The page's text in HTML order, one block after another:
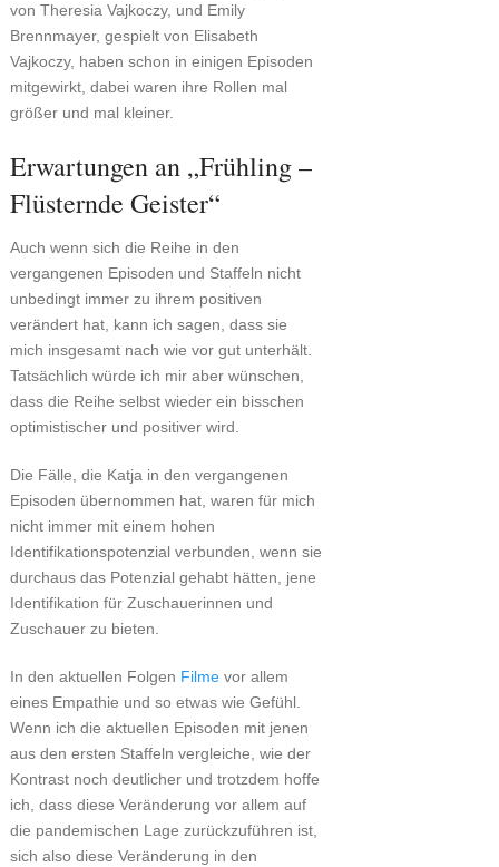
von Theresia Vajkoczy, und Emily
Brennmayer, gespielt von Elisabeth
Vajkoczy, haben schon in einigen Episoden
mitgewirkt, dabei waren ihre Rollen mal
größer und mal kleiner.
Erwartungen an „Frühling –
Flüsternde Geister“
Auch wenn sich die Reihe in den
vergangenen Episoden und Staffeln nicht
unbedingt immer zu ihrem positiven
verändert hat, kann ich sagen, dass sie
mich insgesamt nach wie vor gut unterhält.
Tatsächlich würde ich mir aber wünschen,
dass die Reihe selbst wieder ein bisschen
optimistischer und positiver wird.
Die Fälle, die Katja in den vergangenen
Episoden übernommen hat, waren für mich
nicht immer mit einem hohen
Identifikationspotenzial verbunden, wenn sie
durchaus das Potenzial gehabt hätten, jene
Identifikation für Zuschauerinnen und
Zuschauer zu bieten.
In den aktuellen Folgen Filmevor allem
eines Empathie und so etwas wie Gefühl.
Wenn ich die aktuellen Episoden mit jenen
aus den ersten Staffeln vergleiche, wie der
Kontrast noch deutlicher und trotzdem hoffe
ich, dass diese Veränderung vor allem auf
die pandemischen Lage zurückzuführen ist,
sich also diese Veränderung in den